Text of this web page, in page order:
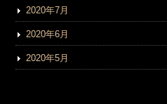
2020年7月
2020年6月
2020年5月